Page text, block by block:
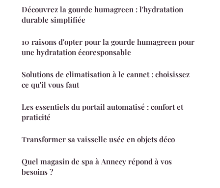
Découvrez la gourde humagreen : l'hydratation
durable simplifiée
10 raisons d'opter pour la gourde humagreen pour
une hydratation écoresponsable
Solutions de climatisation à le cannet : choisissez
ce qu'il vous faut
Les essentiels du portail automatisé : confort et
praticité
Transformer sa vaisselle usée en objets déco
Quel magasin de spa à Annecy répond à vos
besoins ?